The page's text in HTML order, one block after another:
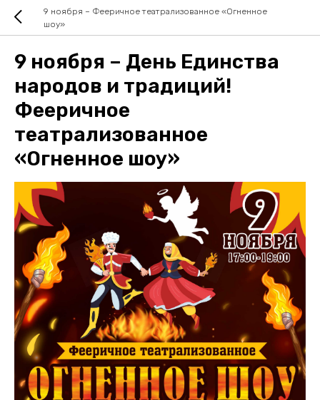
9 ноября – Фееричное театрализованное «Огненное
шоу»
9 ноября – День Единства
народов и традиций!
Фееричное
театрализованное
«Огненное шоу»